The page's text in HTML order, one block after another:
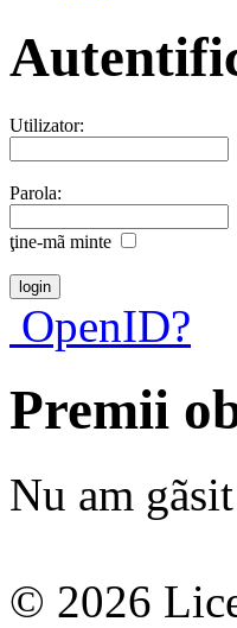
Utilizator:
Parola:
ţine-mã minte
OpenID?
Premii
Nu am
© 2026